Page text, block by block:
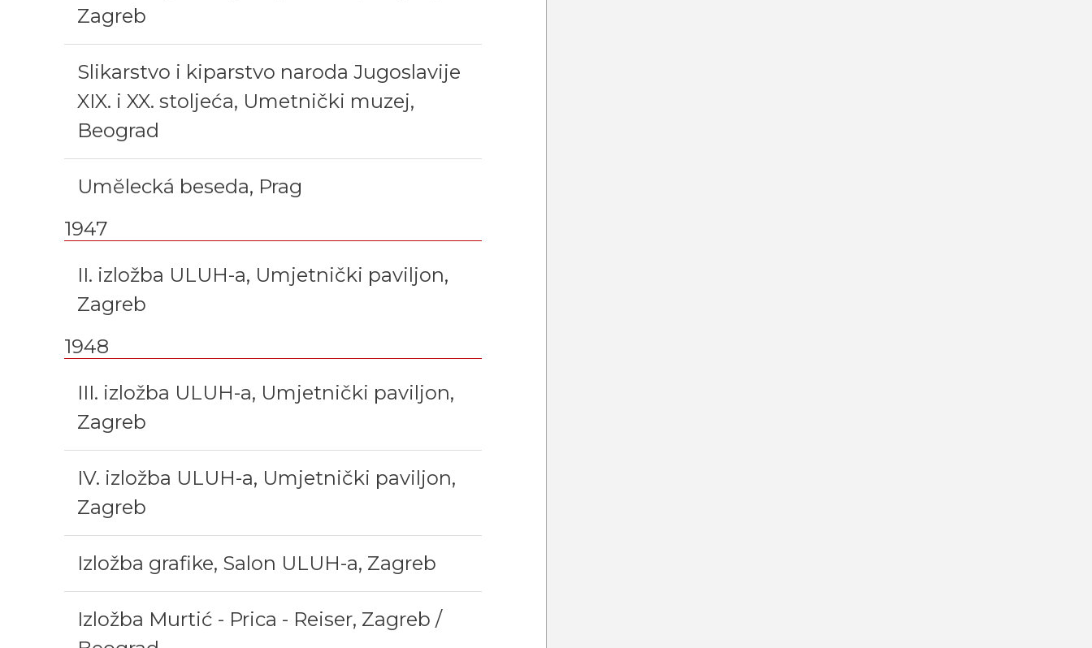
Zagreb
Slikarstvo i kiparstvo naroda Jugoslavije
XIX. i XX. stoljeća, Umetnički muzej,
Beograd
Umĕlecká beseda, Prag
1947
II. izložba ULUH-a, Umjetnički paviljon,
Zagreb
1948
III. izložba ULUH-a, Umjetnički paviljon,
Zagreb
IV. izložba ULUH-a, Umjetnički paviljon,
Zagreb
Izložba grafike, Salon ULUH-a, Zagreb
Izložba Murtić - Prica - Reiser, Zagreb /